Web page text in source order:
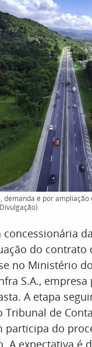
demanda é por
do contrato
no Ministério
S.A., empresa
A etapa
Tribunal de
participa do
A expectativa é